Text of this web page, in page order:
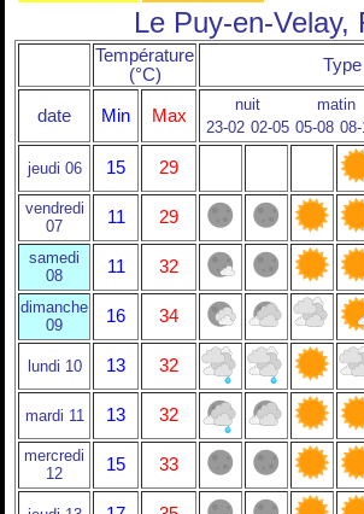
Le Puy-en-Velay,
Température
(°C)
date Min Max
nuit matin
23-02 02-05 05-08 08-
jeudi 06 15 29
vendredi
07
11 29
samedi
08
11 32
dimanche
09
16 34
lundi 10 13 32
mardi 11 13 32
mercredi
12
15 33